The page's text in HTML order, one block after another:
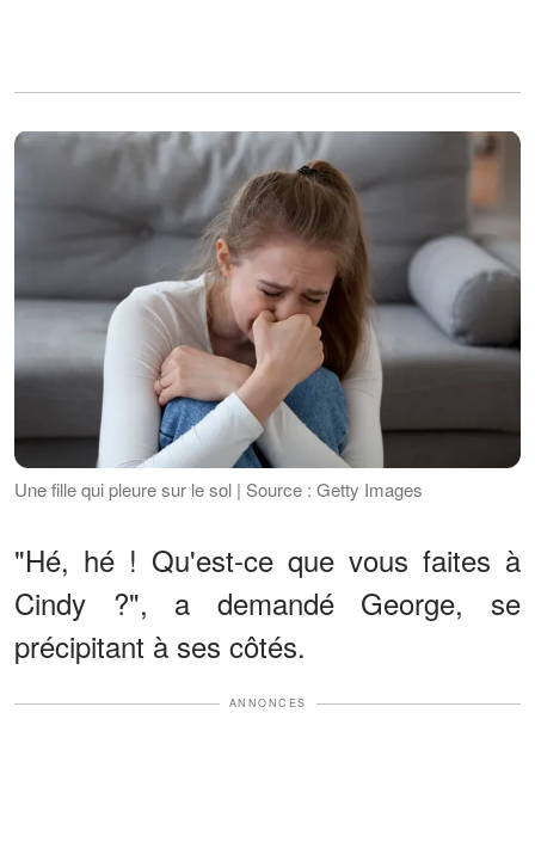
Une fille qui pleure sur le sol | Source : Getty Images
"Hé, hé ! Qu'est-ce que vous faites à
Cindy ?", a demandé George, se
précipitant à ses côtés.
ANNONCES